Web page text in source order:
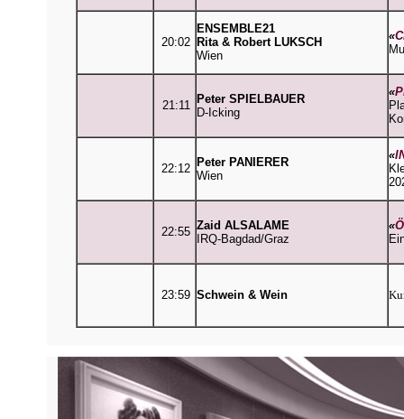
20:02
ENSEMBLE21
Rita & Robert LUKSCH
Wien
«
21:11
Peter SPIELBAUER
D-Icking
«
22:12 Peter PANIERER
Wien
«
22:55 Zaid ALSALAME
IRQ-Bagdad/Graz
«
23:59 Schwein & Wein